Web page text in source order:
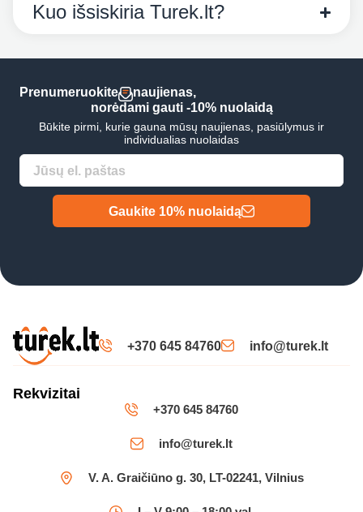
Kuo išsiskiria Turek.lt?
Prenumeruokite
naujienas,
norėdami gauti -10% nuolaidą
Būkite pirmi, kurie gauna mūsų naujienas, pasiūlymus ir
individualias nuolaidas
Gaukite 10% nuolaidą
+370 645 84760 info@turek.lt
Rekvizitai
+370 645 84760
info@turek.lt
V. A. Graičiūno g. 30, LT-02241, Vilnius